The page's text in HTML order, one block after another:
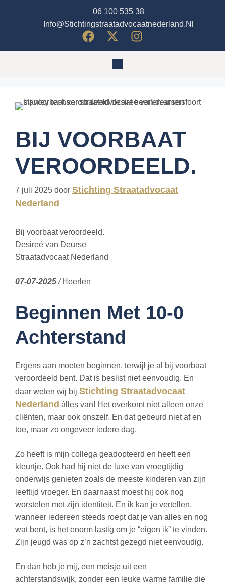
06 100 535 38
Info@stichtingstraatadvocaatnederland.nl
BIJ VOORBAAT
VEROORDEELD.
7 juli 2025 door Stichting Straatadvocaat
Nederland
Bij voorbaat veroordeeld.
Desireé van Deurse
Straatadvocaat Nederland
07-07-2025/ Heerlen
Beginnen Met 10-0
Achterstand
Ergens aan moeten beginnen, terwijl je al bij voorbaat
veroordeeld bent. Dat is beslist niet eenvoudig. En
daar weten wij bij Stichting Straatadvocaat
Nederland álles van! Het overkomt niet alleen onze
cliënten, maar ook onszelf. En dat gebeurd niet af en
toe, maar zo ongeveer iedere dag.
Zo heeft is mijn collega geadopteerd en heeft een
kleurtje. Ook had hij niet de luxe van vroegtijdig
onderwijs genieten zoals de meeste kinderen van zijn
leeftijd vroeger. En daarnaast moest hij ook nog
worstelen met zijn identiteit. En ik kan je vertellen,
wanneer iedereen steeds roept dat je van alles en nog
wat bent, is het enorm lastig om je “eigen ik” te vinden.
Zijn jeugd was op z’n zachtst gezegd niet eenvoudig.
En dan heb je mij, een meisje uit een
achterstandswijk, zonder een leuke warme familie die